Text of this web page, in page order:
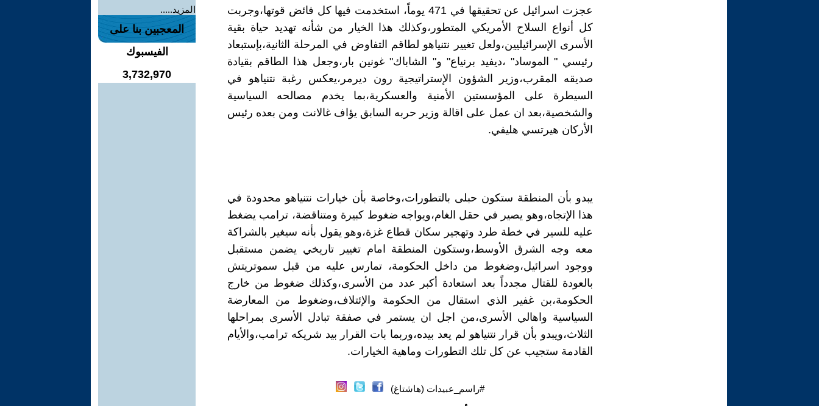
عجزت اسرائيل عن تحقيقها في 471 يوماً، استخدمت فيها كل فائض قوتها،وجربت
كل أنواع السلاح الأمريكي المتطور،وكذلك هذا الخيار من شأنه تهديد حياة بقية
الأسرى الإسرائيليين،ولعل تغيير نتنياهو لطاقم التفاوض في المرحلة الثانية،بإستبعاد
رئيسي " الموساد" ،ديفيد برنياع" و" الشاباك" غونين بار،وجعل هذا الطاقم بقيادة
صديقه المقرب،وزير الشؤون الإستراتيجية رون ديرمر،يعكس رغبة نتنياهو في
السيطرة على المؤسستين الأمنية والعسكرية،بما يخدم مصالحه السياسية
والشخصية،بعد ان عمل على اقالة وزير حربه السابق يؤاف غالانت ومن بعده رئيس
الأركان هيرتسي هليفي.
يبدو بأن المنطقة ستكون حبلى بالتطورات،وخاصة بأن خيارات نتنياهو محدودة في
هذا الإتجاه،وهو يصير في حقل الغام،ويواجه ضغوط كبيرة ومتناقضة، ترامب يضغط
عليه للسير في خطة طرد وتهجير سكان قطاع غزة،وهو يقول بأنه سيغير بالشراكة
معه وجه الشرق الأوسط،وستكون المنطقة امام تغيير تاريخي يضمن مستقبل
ووجود اسرائيل،وضغوط من داخل الحكومة، تمارس عليه من قبل سموتريتش
بالعودة للقتال مجدداً بعد استعادة أكبر عدد من الأسرى،وكذلك ضغوط من خارج
الحكومة،بن غفير الذي استقال من الحكومة والإئتلاف،وضغوط من المعارضة
السياسية واهالي الأسرى،من اجل ان يستمر في صفقة تبادل الأسرى بمراحلها
الثلاث،ويبدو بأن قرار نتنياهو لم يعد بيده،وربما بات القرار بيد شريكه ترامب،والأيام
القادمة ستجيب عن كل تلك التطورات وماهية الخيارات.
#راسم_عبيدات (هاشتاغ)
المزيد.....
المعجبين بنا على
الفيسبوك
3,732,970